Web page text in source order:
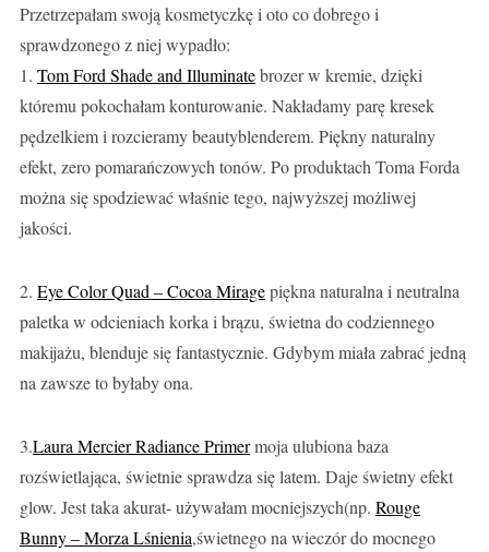
Przetrzepałam swoją kosmetyczkę i oto co dobrego i
sprawdzonego z niej wypadło:
1. Tom Ford Shade and Illuminatebrozer w kremie, dzięki
któremu pokochałam konturowanie. Nakładamy parę kresek
pędzelkiem i rozcieramy beautyblenderem. Piękny naturalny
efekt, zero pomarańczowych tonów. Po produktach Toma Forda
można się spodziewać właśnie tego, najwyższej możliwej
jakości.
2. Eye Color Quad – Cocoa Miragepiękna naturalna i neutralna
paletka w odcieniach korka i brązu, świetna do codziennego
makijażu, blenduje się fantastycznie. Gdybym miała zabrać jedną
na zawsze to byłaby ona.
3.Laura Mercier Radiance Primermoja ulubiona baza
rozświetlająca, świetnie sprawdza się latem. Daje świetny efekt
glow. Jest taka akurat- używałam mocniejszych(np. Rouge
Bunny – Morza Lśnienia,świetnego na wieczór do mocnego